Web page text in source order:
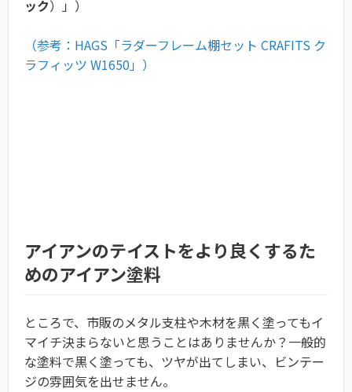
ック）」）
（参考：HAGS「ラダーフレーム棚セット CRAFITS ク
ラフィッツ W1650」）
アイアンのテイストをより良くするた
めのアイアン塗料
ところで、市販のメタル支柱や木材を黒く塗ってもイ
マイチ決まらないと思うことはありませんか？一般的
な塗料で黒く塗っても、ツヤが出てしまい、ビンテー
ジの雰囲気を出せません。